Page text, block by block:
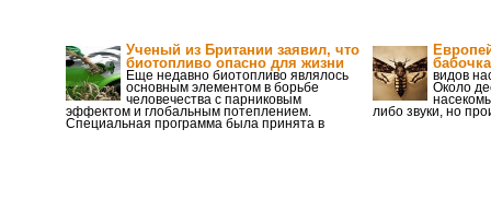
Ученый из Британии заявил, что
биотопливо опасно для жизни
Еще недавно биотопливо являлось
основным элементом в борьбе
человечества с парниковым
эффектом и глобальным потеплением.
Специальная программа была принята в
бабочка
видов
Около
либо звуки, но